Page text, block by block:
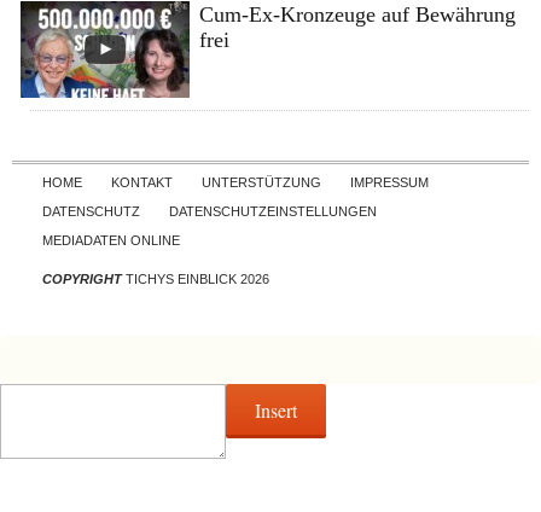
Cum-Ex-Kronzeuge auf Bewährung
frei
Skip to content
HOME KONTAKT UNTERSTÜTZUNG
IMPRESSUM
DATENSCHUTZ
DATENSCHUTZEINSTELLUNGEN
MEDIADATEN ONLINE
COPYRIGHTTICHYS EINBLICK 2026
Insert